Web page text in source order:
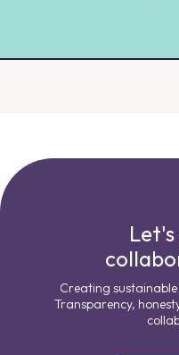
Creating
Transparency,